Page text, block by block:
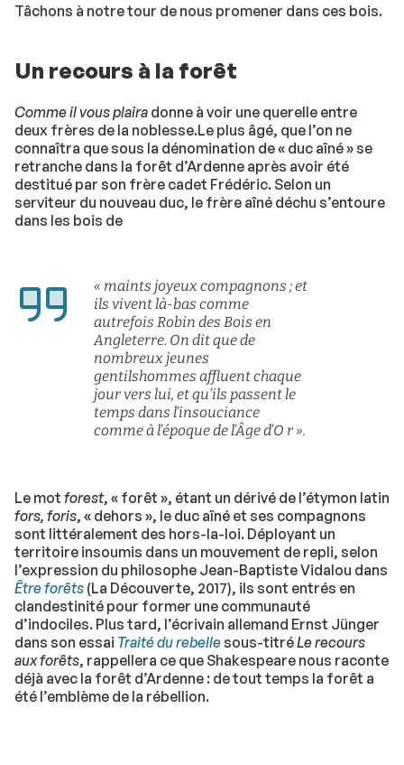
Tâchons à notre tour de nous promener dans ces bois.
Un recours à la forêt
Comme il vous plaira donne à voir une querelle entre
deux frères de la noblesse.Le plus âgé, que l’on ne
connaîtra que sous la dénomination de « duc aîné » se
retranche dans la forêt d’Ardenne après avoir été
destitué par son frère cadet Frédéric. Selon un
serviteur du nouveau duc, le frère aîné déchu s’entoure
dans les bois de
« maints joyeux compagnons ; et
ils vivent là-bas comme
autrefois Robin des Bois en
Angleterre. On dit que de
nombreux jeunes
gentilshommes affluent chaque
jour vers lui, et qu’ils passent le
temps dans l’insouciance
comme à l’époque de l’Âge d’O r ».
Le mot forest, « forêt », étant un dérivé de l’étymon latin
fors, foris, « dehors », le duc aîné et ses compagnons
sont littéralement des hors-la-loi. Déployant un
territoire insoumis dans un mouvement de repli, selon
l’expression du philosophe Jean-Baptiste Vidalou dans
Être forêts (La Découverte, 2017), ils sont entrés en
clandestinité pour former une communauté
d’indociles. Plus tard, l’écrivain allemand Ernst Jünger
dans son essai Traité du rebellesous-titréLe recours
aux forêts, rappellera ce que Shakespeare nous raconte
déjà avec la forêt d’Ardenne : de tout temps la forêt a
été l’emblème de la rébellion.